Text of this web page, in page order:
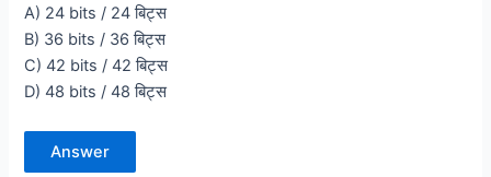
A) 24 bits / 24 बिट्स
B) 36 bits / 36 बिट्स
C) 42 bits / 42 बिट्स
D) 48 bits / 48 बिट्स
Answer